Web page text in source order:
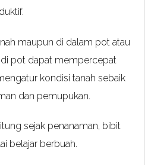
maupun di dalam pot atau
pot dapat mempercepat
kondisi tanah sebaik
dan pemupukan.
sejak penanaman, bibit
belajar berbuah.